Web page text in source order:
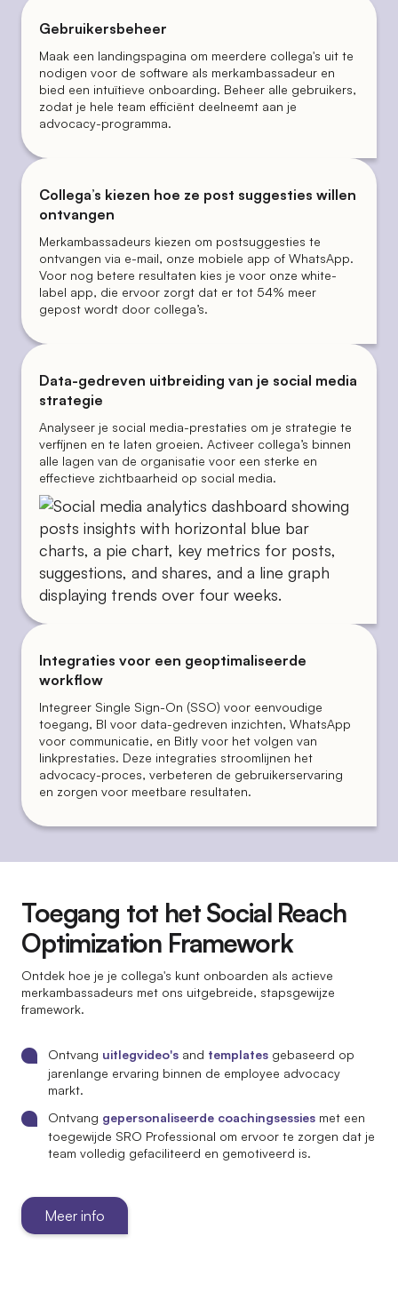
Gebruikersbeheer
Maak een landingspagina om meerdere collega's uit te
nodigen voor de software als merkambassadeur en
bied een intuïtieve onboarding. Beheer alle gebruikers,
zodat je hele team efficiënt deelneemt aan je
advocacy-programma.
Collega’s kiezen hoe ze post suggesties willen
ontvangen
Merkambassadeurs kiezen om postsuggesties te
ontvangen via e-mail, onze mobiele app of WhatsApp.
Voor nog betere resultaten kies je voor onze white-
label app, die ervoor zorgt dat er tot 54% meer
gepost wordt door collega’s.
Data-gedreven uitbreiding van je social media
strategie
Analyseer je social media-prestaties om je strategie te
verfijnen en te laten groeien. Activeer collega’s binnen
alle lagen van de organisatie voor een sterke en
effectieve zichtbaarheid op social media.
Integraties voor een geoptimaliseerde
workflow
Integreer Single Sign-On (SSO) voor eenvoudige
toegang, BI voor data-gedreven inzichten, WhatsApp
voor communicatie, en Bitly voor het volgen van
linkprestaties. Deze integraties stroomlijnen het
advocacy-proces, verbeteren de gebruikerservaring
en zorgen voor meetbare resultaten.
Toegang tot het Social Reach
Optimization Framework
Ontdek hoe je je collega's kunt onboarden als actieve
merkambassadeurs met ons uitgebreide, stapsgewijze
framework.
Ontvang uitlegvideo's and templates gebaseerd op
jarenlange ervaring binnen de employee advocacy
markt.
Ontvang gepersonaliseerde coachingsessies met een
toegewijde SRO Professional om ervoor te zorgen dat je
team volledig gefaciliteerd en gemotiveerd is.
Meer info